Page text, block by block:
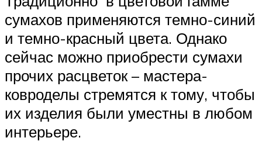
сумахов применяются темно-синий
и темно-красный цвета. Однако
сейчас можно приобрести сумахи
прочих расцветок – мастера-
ковроделы стремятся к тому, чтобы
их изделия были уместны в любом
интерьере.